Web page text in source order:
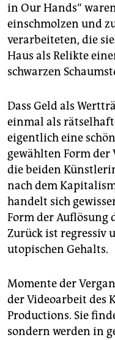
in Our Hands“
einschmolzen und
verarbeiteten, die
Haus als Relikte
schwarzen
Dass Geld als
einmal als
eigentlich eine
gewählten Form der
die beiden
nach dem
handelt sich
Form der Auflösung
Zurück ist regressiv
utopischen Gehalts.
Momente der
der Videoarbeit des
Productions. Sie
sondern werden in